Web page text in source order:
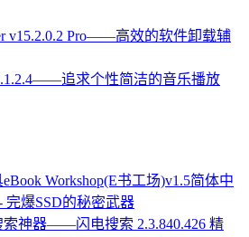
v15.2.0.2 Pro——高效的软件卸载辅
追求个性简洁的音乐播放
Workshop(E书工场)v1.5简体中
完爆SSD的秘密武器
索神器——闪电搜索 2.3.840.426 精